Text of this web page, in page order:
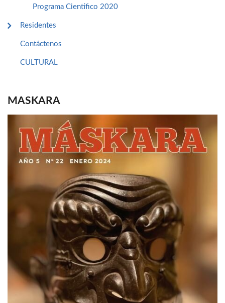
Programa Cientifico 2020
Residentes
Contáctenos
CULTURAL
MASKARA